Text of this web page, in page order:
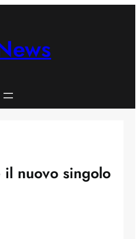
il nuovo singolo